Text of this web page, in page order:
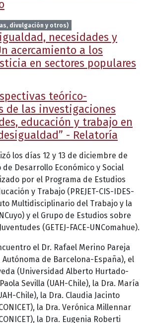
divulgación y otros)
necesidades y
acercamiento a los
en sectores populares
teórico-
de las investigaciones
educación y trabajo en
- Relatoría
los días 12 y 13 de diciembre de
Desarrollo Económico y Social
por el Programa de Estudios
y Trabajo (PREJET-CIS-IDES-
Multidisciplinario del Trabajo y la
y el Grupo de Estudios sobre
(GETEJ-FACE-UNComahue).
el Dr. Rafael Merino Pareja
Autónoma de Barcelona-España), el
(Universidad Alberto Hurtado-
Sevilla (UAH-Chile), la Dra. María
Chile), la Dra. Claudia Jacinto
la Dra. Verónica Millennar
la Dra. Eugenia Roberti